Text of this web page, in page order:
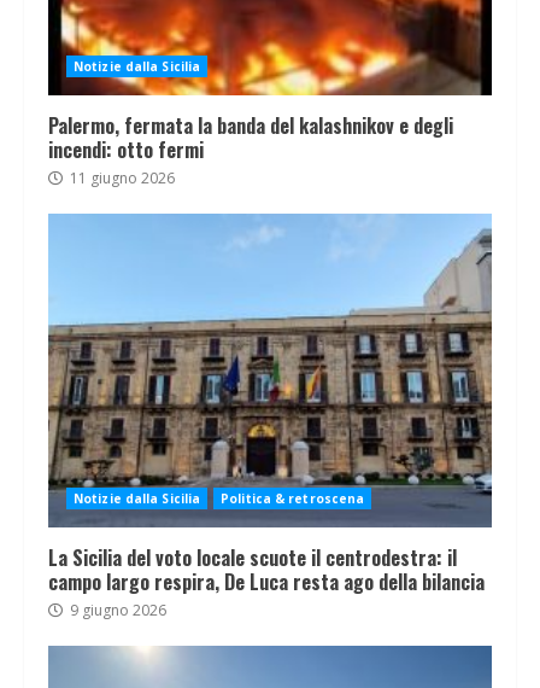
Notizie dalla Sicilia
Palermo, fermata la banda del kalashnikov e degli
incendi: otto fermi
11 giugno 2026
Notizie dalla Sicilia Politica & retroscena
La Sicilia del voto locale scuote il centrodestra: il
campo largo respira, De Luca resta ago della bilancia
9 giugno 2026